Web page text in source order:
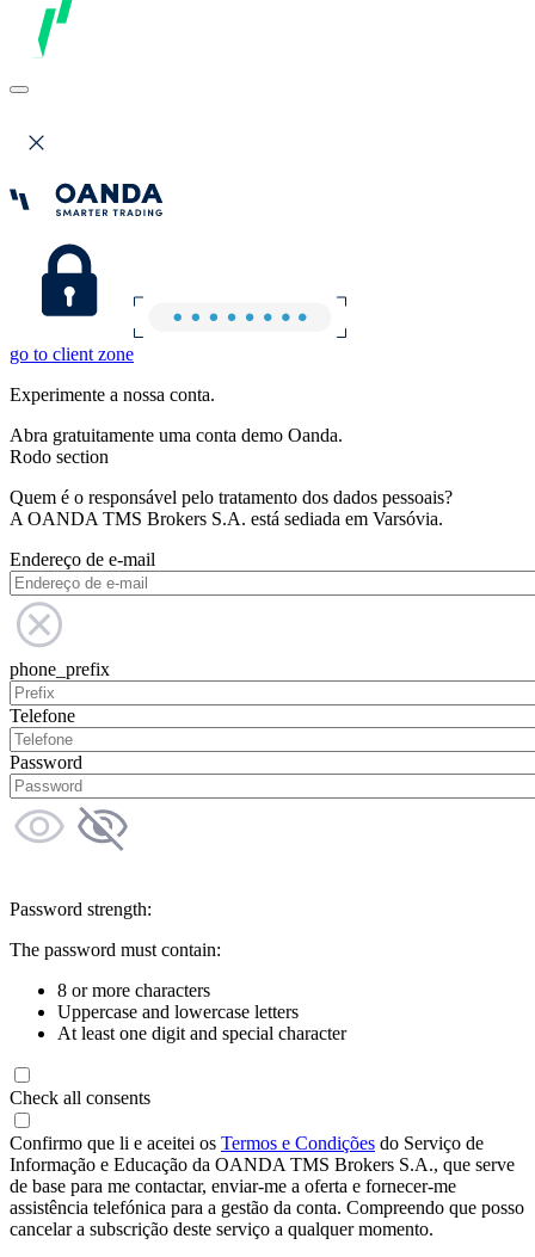
go to client zone
Experimente a nossa conta.
Abra gratuitamente uma conta demo Oanda.
Rodo section
Quem é o responsável pelo tratamento dos dados pessoais?
A OANDA TMS Brokers S.A. está sediada em Varsóvia.
Endereço de e-mail
phone_prefix
Telefone
Password
Password strength:
The password must contain:
8 or more characters
Uppercase and lowercase letters
At least one digit and special character
Check all consents
Confirmo que li e aceitei os Termos e Condições do Serviço de
Informação e Educação da OANDA TMS Brokers S.A., que serve
de base para me contactar, enviar-me a oferta e fornecer-me
assistência telefónica para a gestão da conta. Compreendo que posso
cancelar a subscrição deste serviço a qualquer momento.